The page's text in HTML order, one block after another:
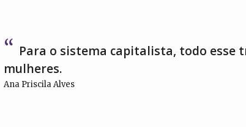
Para o sistema capitalista, todo esse
mulheres.
Ana Priscila Alves